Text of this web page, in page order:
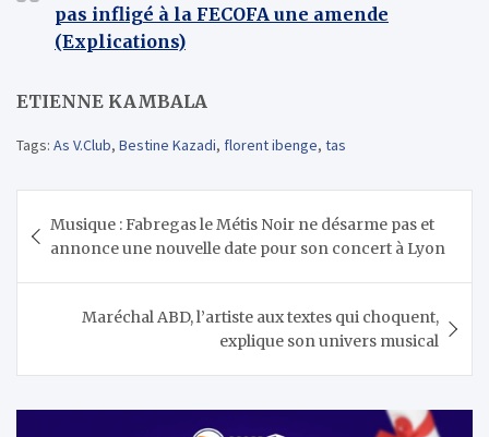
pas infligé à la FECOFA une amende
(Explications)
ETIENNE KAMBALA
Tags: As V.Club, Bestine Kazadi, florent ibenge, tas
de
l’article
Musique : Fabregas le Métis Noir ne désarme pas et
annonce une nouvelle date pour son concert à Lyon
Maréchal ABD, l’artiste aux textes qui choquent,
explique son univers musical